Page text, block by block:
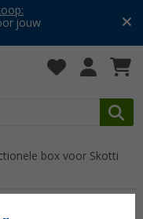
jouw
box voor Skotti
Boks voor